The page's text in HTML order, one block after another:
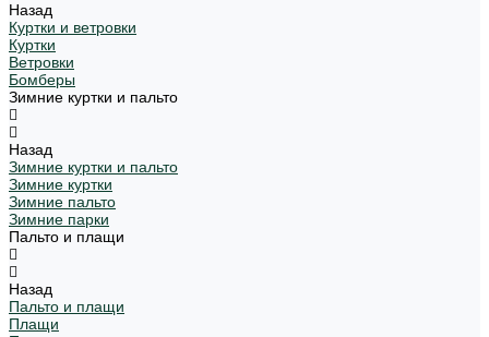
Назад
Куртки и ветровки
Куртки
Ветровки
Бомберы
Зимние куртки и пальто
Назад
Зимние куртки и пальто
Зимние куртки
Зимние пальто
Зимние парки
Пальто и плащи
Назад
Пальто и плащи
Плащи